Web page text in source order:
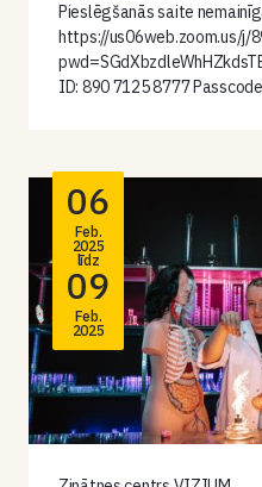
Pieslēgšanās saite
https://us06web.zoom.us/j/
ID: 890 7125 8777
06
Feb.
2025
līdz
09
Feb.
2025